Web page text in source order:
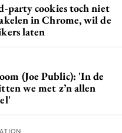
party cookies toch niet
in Chrome, wil de
laten
(Joe Public): 'In de
we met z’n allen